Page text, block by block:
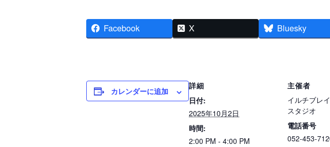
Facebook X Bluesky
カレンダーに追加
詳細
日付:
2025年10月2日
時間:
2:00 PM - 4:00 PM
主催者
イルチブレ
スタジオ
電話番号
052-453-